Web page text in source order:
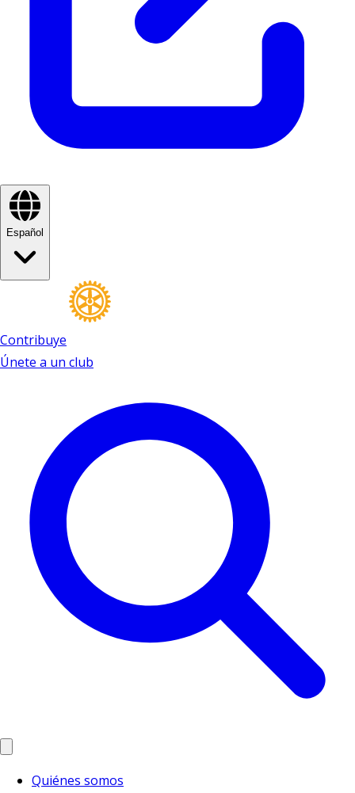
Español
Contribuye
Únete a un club
Quiénes somos